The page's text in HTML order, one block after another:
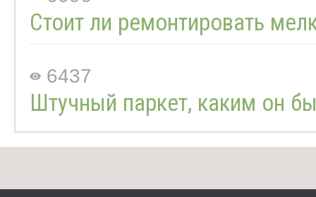
Стоит ли ремонтировать
6437
Штучный паркет, каким он